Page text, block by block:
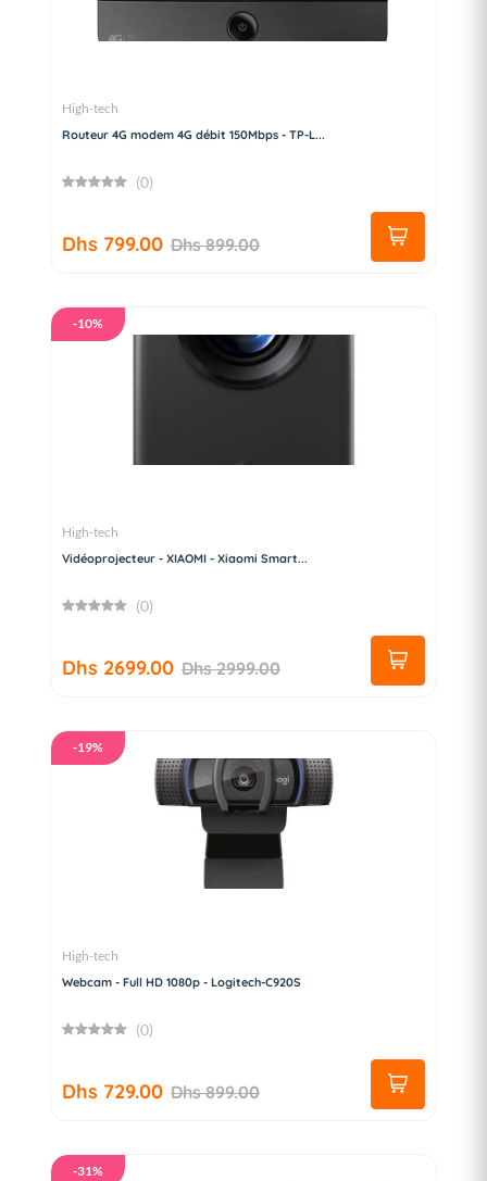
High-tech
Routeur 4G modem 4G débit 150Mbps - TP-L...
(0)
Dhs 799.00 Dhs 899.00
-10%
High-tech
Vidéoprojecteur - XIAOMI - Xiaomi Smart...
(0)
Dhs 2699.00 Dhs 2999.00
-19%
High-tech
Webcam - Full HD 1080p - Logitech-C920S
(0)
Dhs 729.00 Dhs 899.00
-31%